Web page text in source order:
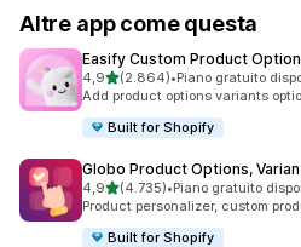
Altre app come questa
Easify Custom Product
4,9stelle su 5
(2.864)
2864 recensioni totali
•Piano gratuito
Add product options variants
Built for Shopify
Globo Product Options,
4,9stelle su 5
(4.735)
4735 recensioni totali
•Piano gratuito
Product personalizer, custom
Built for Shopify